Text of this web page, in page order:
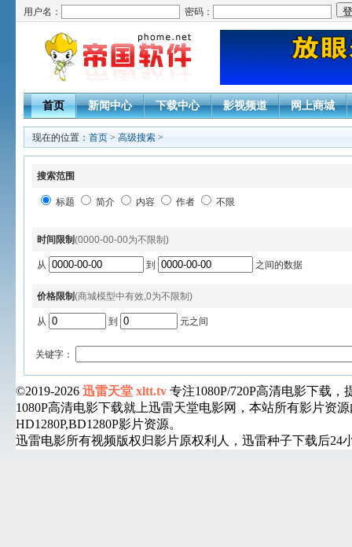
用户名： 密码：
首页 新闻中心 下载中心 影视频道 网上商城
现在的位置： 首页 > 高级搜索 >
搜索范围
标题 简介 内容 作者 不限
时间限制(0000-00-00为不限制)
从 到 之间的数据
价格限制(商城模型中有效,0为不限制)
从 到 元之间
关键字：
©2019-2026 迅雷天堂 xltt.tv 专注1080P/720P高清电影下载
1080P高清电影下载就上迅雷天堂电影网，本站所有影片资
HD1280P,BD1280P影片资源。
迅雷电影所有视频版权归影片原权利人，迅雷种子下载后